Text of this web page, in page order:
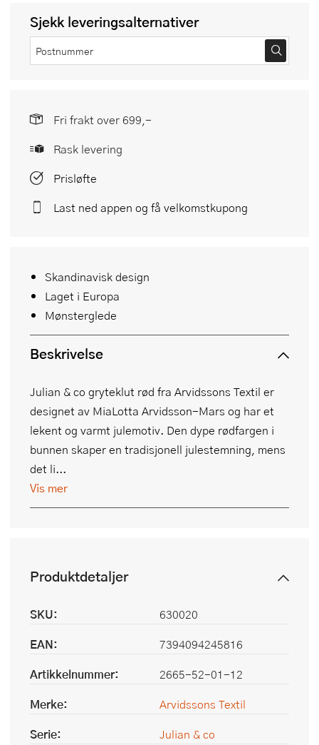
Skandinavisk design
Laget i Europa
Mønsterglede
Beskrivelse
Julian & co gryteklut rød fra Arvidssons Textil er
designet av MiaLotta Arvidsson-Mars og har et
lekent og varmt julemotiv. Den dype rødfargen i
bunnen skaper en tradisjonell julestemning, mens
det li...
Vis mer
Sjekk leveringsalternativer
Fri frakt over 699,-
Rask levering
Prisløfte
Last ned appen og få velkomstkupong
Produktdetaljer
SKU:
630020
EAN:
7394094245816
Artikkelnummer:
2665-52-01-12
Merke:
Arvidssons Textil
Serie:
Julian & co